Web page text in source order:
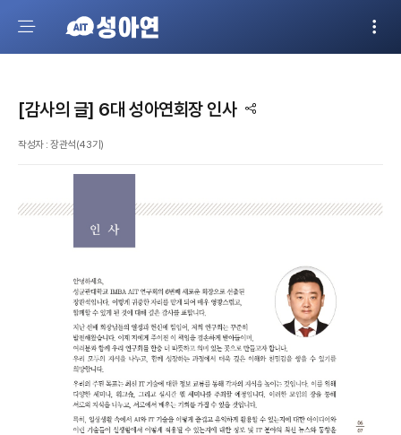
[감사의 글] 6대 성아연회장 인사
작성자 : 장관석(43기)